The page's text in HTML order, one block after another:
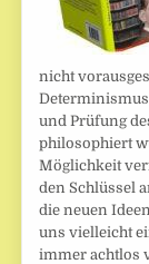
nicht
und Prüfung
philosophiert
Möglichkeit
den Schlüssel
die neuen
uns vielleicht
immer achtlos